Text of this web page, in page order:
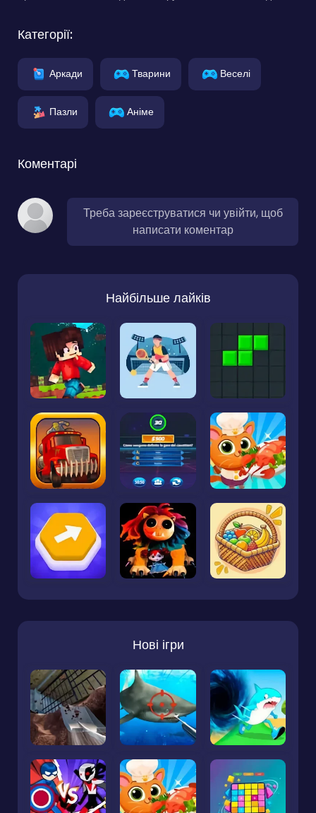
Категорії:
Аркади Тварини Веселі
Пазли Аніме
Коментарі
Треба зареєструватися чи увійти, щоб
написати коментар
Найбільше лайків
Нові ігри